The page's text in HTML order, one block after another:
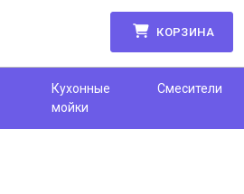
КОРЗИНА
Кухонные
мойки
Смесители